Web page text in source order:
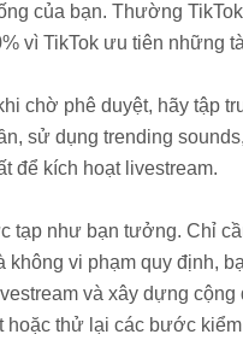
của bạn. Thường
vì TikTok ưu tiên những
chờ phê duyệt, hãy tập
sử dụng trending
để kích hoạt livestream.
tạp như bạn tưởng. Chỉ
không vi phạm quy định,
và xây dựng
hoặc thử lại các bước